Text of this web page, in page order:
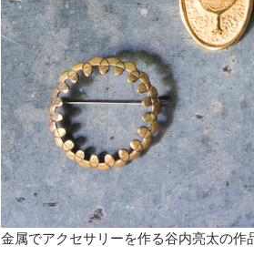
金属でアクセサリーを作る谷内亮太の